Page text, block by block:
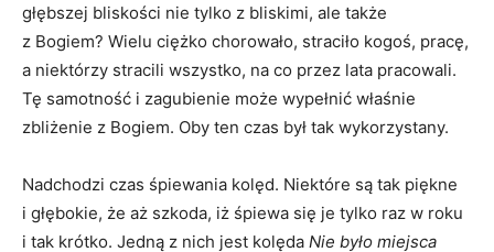
głębszej bliskości nie tylko z bliskimi, ale także
z Bogiem? Wielu ciężko chorowało, straciło kogoś, pracę,
a niektórzy stracili wszystko, na co przez lata pracowali.
Tę samotność i zagubienie może wypełnić właśnie
zbliżenie z Bogiem. Oby ten czas był tak wykorzystany.
Nadchodzi czas śpiewania kolęd. Niektóre są tak piękne
i głębokie, że aż szkoda, iż śpiewa się je tylko raz w roku
i tak krótko. Jedną z nich jest kolęda Nie było miejsca